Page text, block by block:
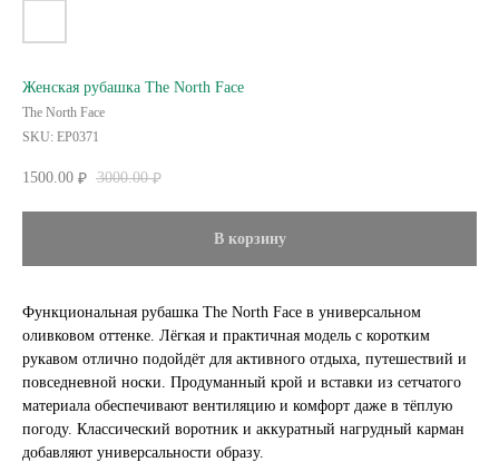
Женская рубашка The North Face
The North Face
SKU: EP0371
1500.00 ₽ 3000.00 ₽
В корзину
Функциональная рубашка The North Face в универсальном
оливковом оттенке. Лёгкая и практичная модель с коротким
рукавом отлично подойдёт для активного отдыха, путешествий и
повседневной носки. Продуманный крой и вставки из сетчатого
материала обеспечивают вентиляцию и комфорт даже в тёплую
погоду. Классический воротник и аккуратный нагрудный карман
добавляют универсальности образу.